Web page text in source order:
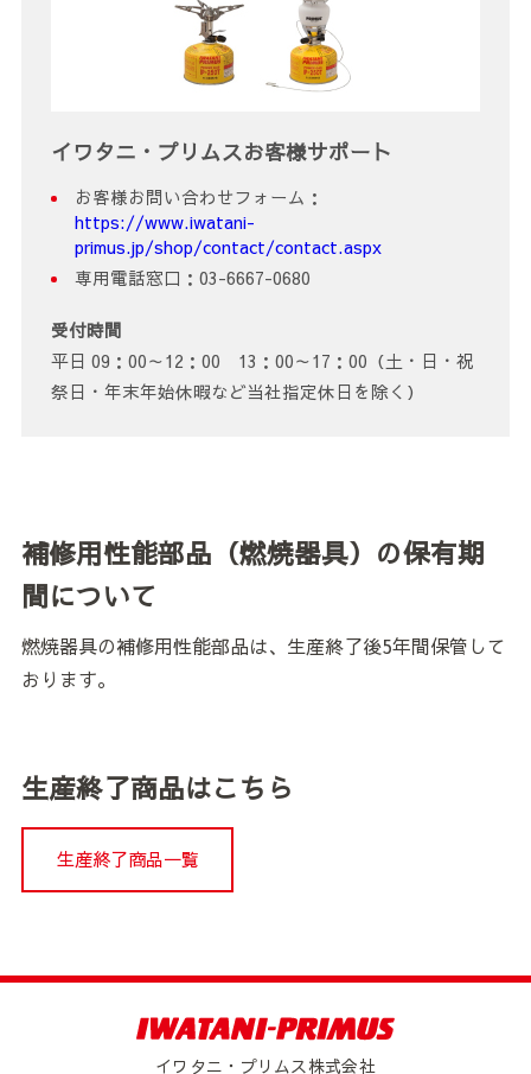
イワタニ・プリムスお客様サポート
お客様お問い合わせフォーム：
https://www.iwatani-
primus.jp/shop/contact/contact.aspx
専用電話窓口：03-6667-0680
受付時間
平日 09：00～12：00 13：00～17：00（土・日・祝
祭日・年末年始休暇など当社指定休日を除く）
補修用性能部品（燃焼器具）の保有期
間について
燃焼器具の補修用性能部品は、生産終了後5年間保管して
おります。
生産終了商品はこちら
生産終了商品一覧
イワタニ・プリムス株式会社